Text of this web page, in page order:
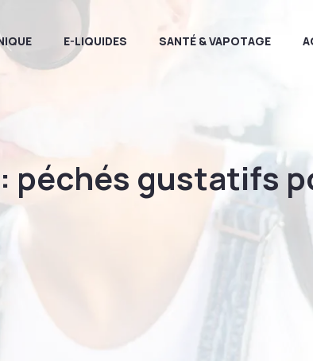
E-LIQUIDES SANTÉ & VAPOTAGE
: péchés gustatifs